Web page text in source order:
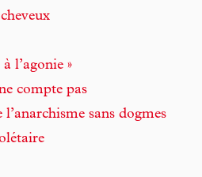
l’agonie »
compte pas
l’anarchisme sans dogmes